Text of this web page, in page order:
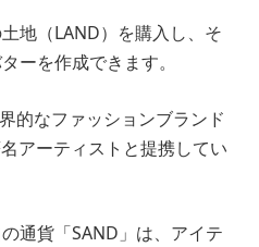
地（LAND）を購入し、そ
ーを作成できます。
的なファッションブランド
アーティストと提携してい
通貨「SAND」は、アイテ